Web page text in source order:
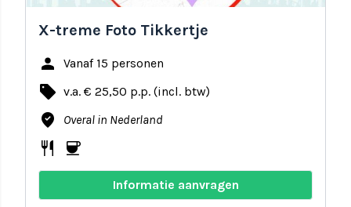
X-treme Foto Tikkertje
person Vanaf 15 personen
local_offer v.a. € 25,50 p.p. (incl. btw)
where_to_vote Overal in Nederland
restaurant coffee
Informatie aanvragen